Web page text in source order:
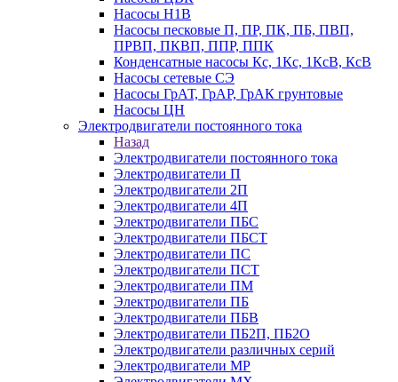
Насосы Н1В
Насосы песковые П, ПР, ПК, ПБ, ПВП,
ПРВП, ПКВП, ППР, ППК
Конденсатные насосы Кс, 1Кс, 1КсВ, КсВ
Насосы сетевые СЭ
Насосы ГрАТ, ГрАР, ГрАК грунтовые
Насосы ЦН
Электродвигатели постоянного тока
Назад
Электродвигатели постоянного тока
Электродвигатели П
Электродвигатели 2П
Электродвигатели 4П
Электродвигатели ПБС
Электродвигатели ПБСТ
Электродвигатели ПС
Электродвигатели ПСТ
Электродвигатели ПМ
Электродвигатели ПБ
Электродвигатели ПБВ
Электродвигатели ПБ2П, ПБ2О
Электродвигатели различных серий
Электродвигатели МР